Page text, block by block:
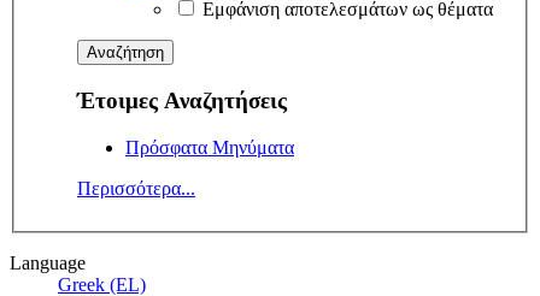
Εμφάνιση αποτελεσμάτων ως θέματα
Έτοιμες Αναζητήσεις
Πρόσφατα Μηνύματα
Περισσότερα...
Language
Greek (EL)